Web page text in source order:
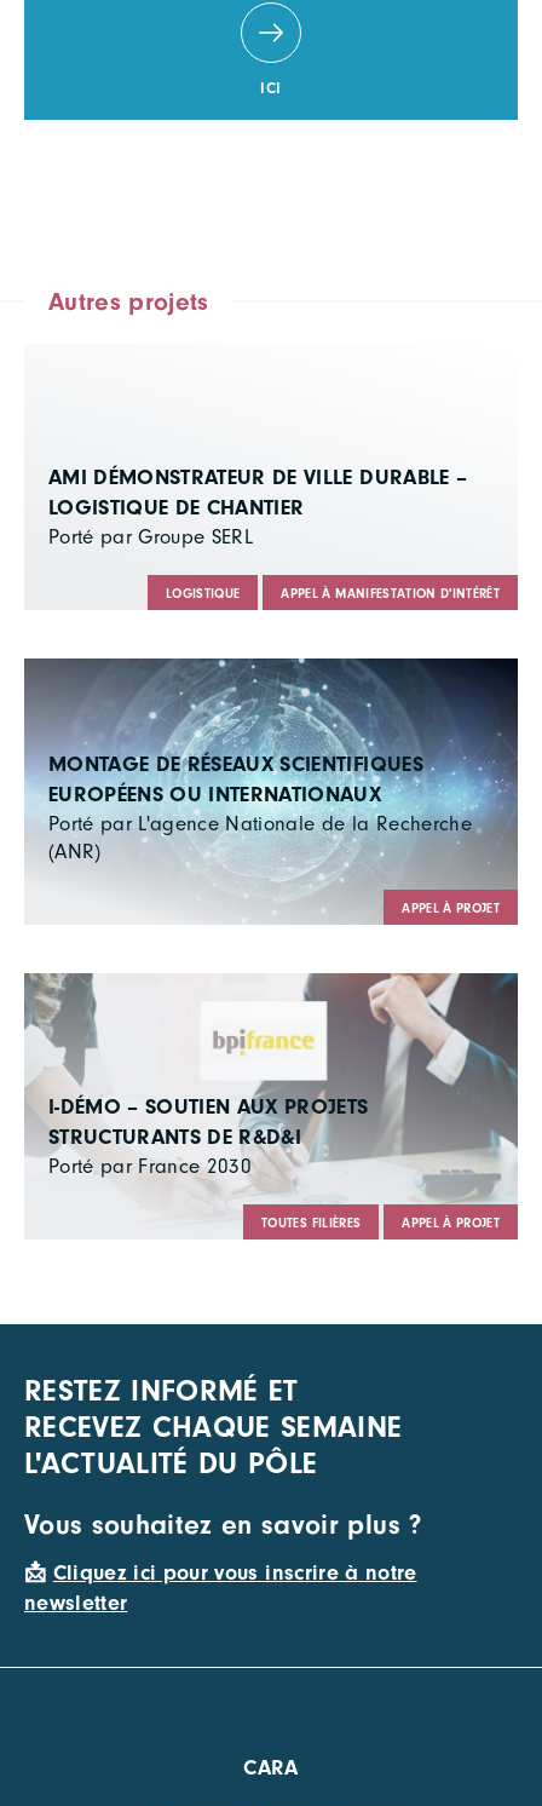
ICI
Autres projets
AMI DÉMONSTRATEUR DE VILLE DURABLE –
LOGISTIQUE DE CHANTIER
Porté par Groupe SERL
LOGISTIQUE APPEL À MANIFESTATION D'INTÉRÊT
MONTAGE DE RÉSEAUX SCIENTIFIQUES
EUROPÉENS OU INTERNATIONAUX
Porté par L'agence Nationale de la Recherche
(ANR)
APPEL À PROJET
I-DÉMO – SOUTIEN AUX PROJETS
STRUCTURANTS DE R&D&I
Porté par France 2030
TOUTES FILIÈRES APPEL À PROJET
RESTEZ INFORMÉ ET
RECEVEZ CHAQUE SEMAINE
L'ACTUALITÉ DU PÔLE
Vous souhaitez en savoir plus ?
📩 Cliquez ici pour vous inscrire à notre
newsletter
CARA